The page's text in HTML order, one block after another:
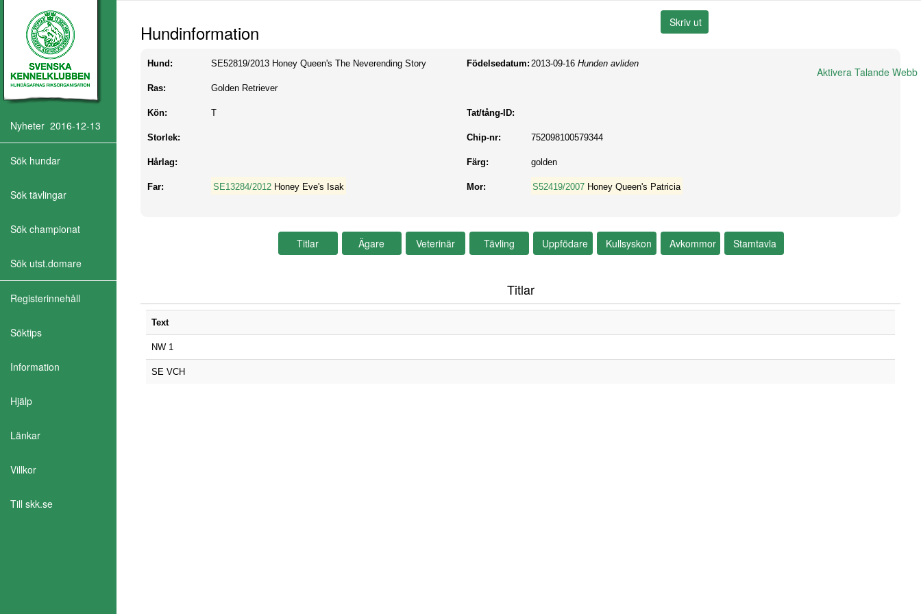
Aktivera Talande Webb
Nyheter 2016-12-13
Sök hundar
Sök tävlingar
Sök championat
Sök utst.domare
Registerinnehåll
Söktips
Information
Hjälp
Länkar
Villkor
Till skk.se
Hundinformation
Hund: SE52819/2013 Honey Queen's The Neverending Story Födelsedatum: 2013-09-16 Hunden avliden
Ras: Golden Retriever
Kön: T Tat/tång-ID:
Storlek: Chip-nr: 752098100579344
Hårlag: Färg: golden
Far: SE13284/2012 Honey Eve's Isak Mor: S52419/2007 Honey Queen's Patricia
Titlar
Text
NW 1
SE VCH